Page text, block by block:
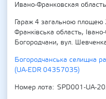
Ивано-Франковская
Гараж 4 загальною
Франківська область,
Богородчани, вул.
Богородчанська селищна
(UA-EDR 04357035)
Номер лота
SPD001-UA-